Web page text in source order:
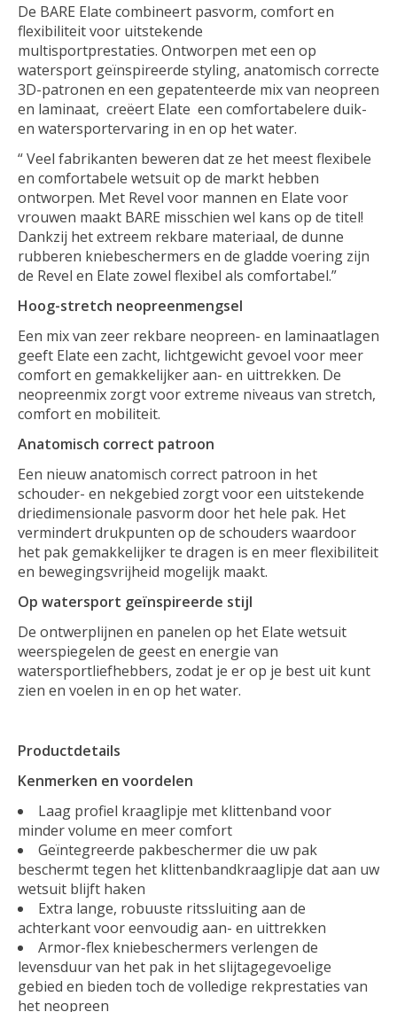
De BARE Elate combineert pasvorm, comfort en
flexibiliteit voor uitstekende
multisportprestaties. Ontworpen met een op
watersport geïnspireerde styling, anatomisch correcte
3D-patronen en een gepatenteerde mix van neopreen
en laminaat, creëert Elate een comfortabelere duik-
en watersportervaring in en op het water.
“Veel fabrikanten beweren dat ze het meest flexibele
en comfortabele wetsuit op de markt hebben
ontworpen. Met Revel voor mannen en Elate voor
vrouwen maakt BARE misschien wel kans op de titel!
Dankzij het extreem rekbare materiaal, de dunne
rubberen kniebeschermers en de gladde voering zijn
de Revel en Elate zowel flexibel als comfortabel.”
Hoog-stretch neopreenmengsel
Een mix van zeer rekbare neopreen- en laminaatlagen
geeft Elate een zacht, lichtgewicht gevoel voor meer
comfort en gemakkelijker aan- en uittrekken. De
neopreenmix zorgt voor extreme niveaus van stretch,
comfort en mobiliteit.
Anatomisch correct patroon
Een nieuw anatomisch correct patroon in het
schouder- en nekgebied zorgt voor een uitstekende
driedimensionale pasvorm door het hele pak. Het
vermindert drukpunten op de schouders waardoor
het pak gemakkelijker te dragen is en meer flexibiliteit
en bewegingsvrijheid mogelijk maakt.
Op watersport geïnspireerde stijl
De ontwerplijnen en panelen op het Elate wetsuit
weerspiegelen de geest en energie van
watersportliefhebbers, zodat je er op je best uit kunt
zien en voelen in en op het water.
Productdetails
Kenmerken en voordelen
Laag profiel kraaglipje met klittenband voor
minder volume en meer comfort
Geïntegreerde pakbeschermer die uw pak
beschermt tegen het klittenbandkraaglipje dat aan uw
wetsuit blijft haken
Extra lange, robuuste ritssluiting aan de
achterkant voor eenvoudig aan- en uittrekken
Armor-flex kniebeschermers verlengen de
levensduur van het pak in het slijtagegevoelige
gebied en bieden toch de volledige rekprestaties van
het neopreen